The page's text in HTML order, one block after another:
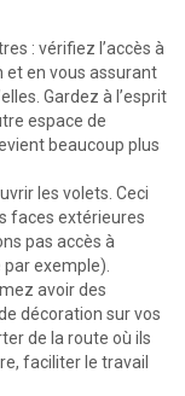
: vérifiez l’accès à
en vous assurant
Gardez à l’esprit
espace de
beaucoup plus
les volets. Ceci
faces extérieures
pas accès à
exemple).
avoir des
décoration sur vos
de la route où ils
faciliter le travail